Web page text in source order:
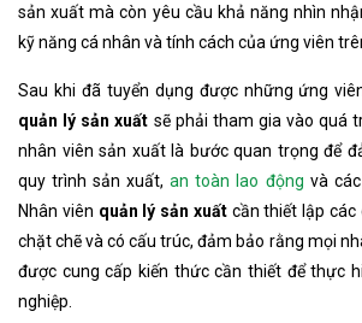
sản xuất mà còn yêu cầu khả năng nhìn
kỹ năng cá nhân và tính cách của ứng viên
Sau khi đã tuyển dụng được những ứng
quản lý sản xuất sẽ phải tham gia vào quá
nhân viên sản xuất là bước quan trọng để
quy trình sản xuất,an toàn lao động và
Nhân viên quản lý sản xuấtcần thiết lập các
chặt chẽ và có cấu trúc, đảm bảo rằng mọi
được cung cấp kiến thức cần thiết để thực
nghiệp.